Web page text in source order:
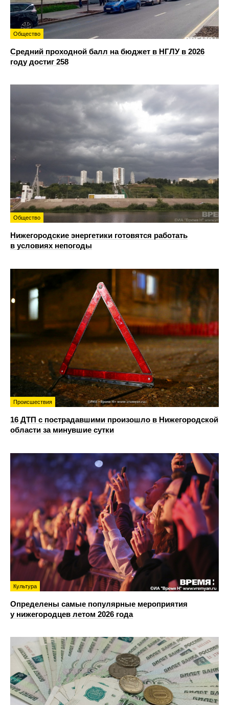
Общество
Средний проходной балл на бюджет в НГЛУ в 2026
году достиг 258
Общество
Нижегородские энергетики готовятся работать
в условиях непогоды
Происшествия
16 ДТП с пострадавшими произошло в Нижегородской
области за минувшие сутки
Культура
Определены самые популярные мероприятия
у нижегородцев летом 2026 года